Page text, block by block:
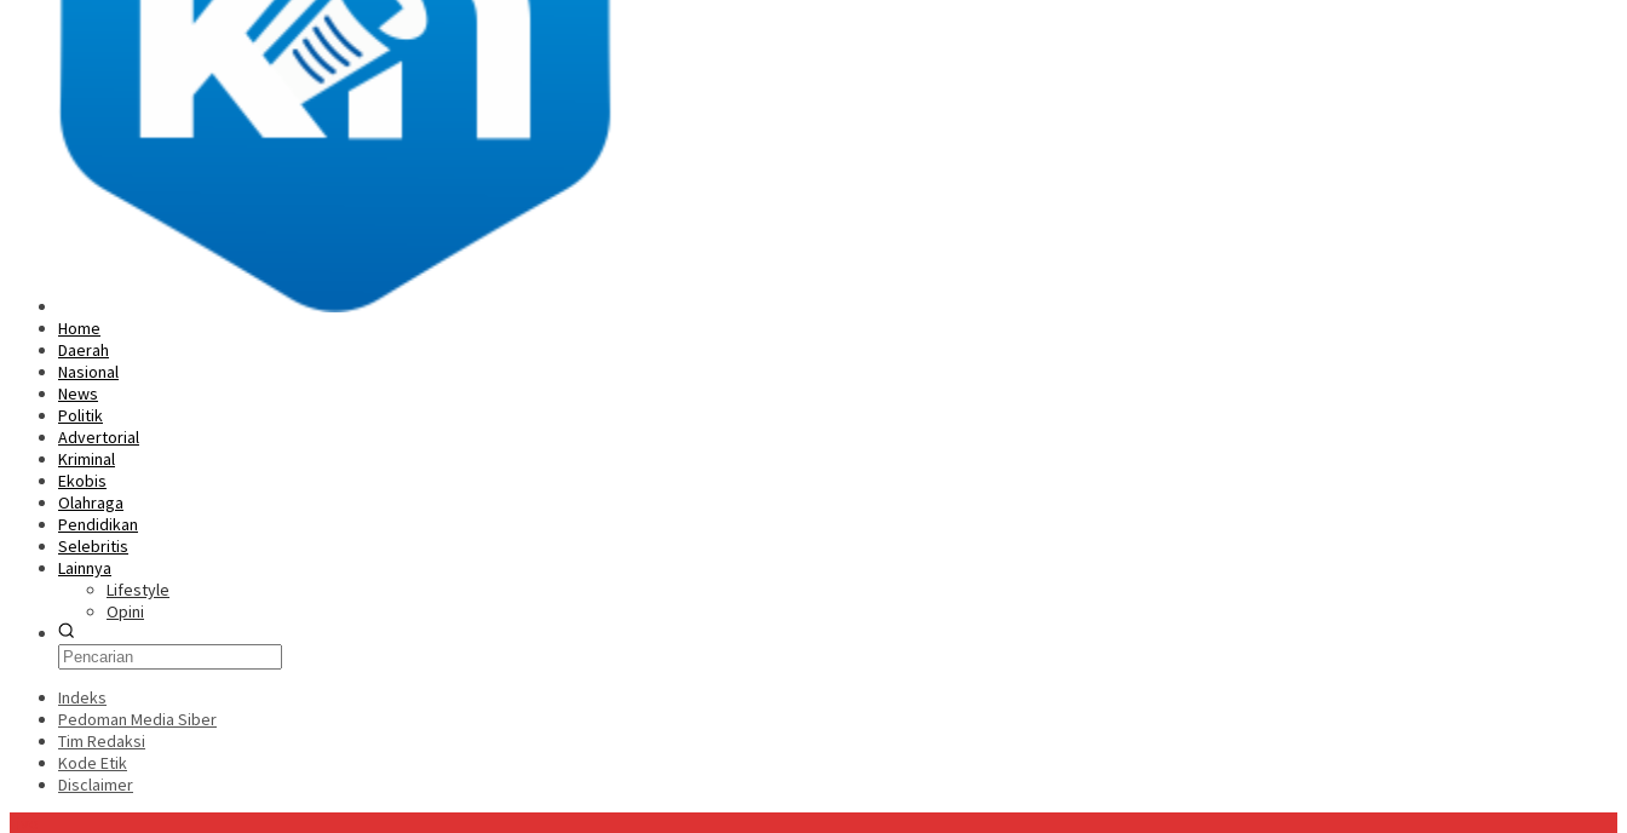
Home
Daerah
Nasional
News
Politik
Advertorial
Kriminal
Ekobis
Olahraga
Pendidikan
Selebritis
Lainnya
Lifestyle
Opini
Indeks
Pedoman Media Siber
Tim Redaksi
Kode Etik
Disclaimer